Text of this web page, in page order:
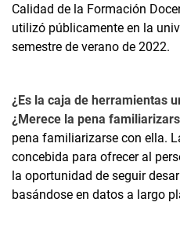
Calidad de la Formación
utilizó públicamente en la
semestre de verano de 2022.
¿Es la caja de herramientas
¿Merece la pena
pena familiarizarse con ella.
concebida para ofrecer al
la oportunidad de seguir
basándose en datos a largo